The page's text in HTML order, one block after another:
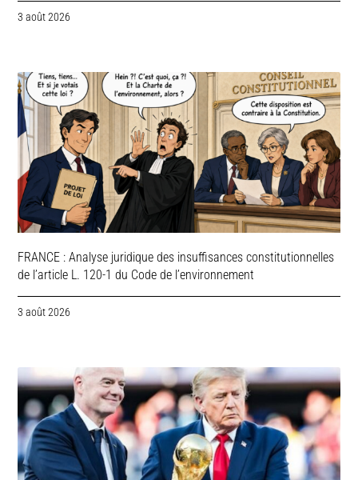
3 août 2026
FRANCE : Analyse juridique des insuffisances constitutionnelles
de l’article L. 120-1 du Code de l’environnement
3 août 2026